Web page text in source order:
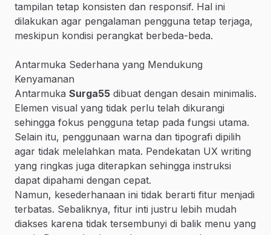
tampilan tetap konsisten dan responsif. Hal ini
dilakukan agar pengalaman pengguna tetap terjaga,
meskipun kondisi perangkat berbeda-beda.
Antarmuka Sederhana yang Mendukung
Kenyamanan
Antarmuka Surga55 dibuat dengan desain minimalis.
Elemen visual yang tidak perlu telah dikurangi
sehingga fokus pengguna tetap pada fungsi utama.
Selain itu, penggunaan warna dan tipografi dipilih
agar tidak melelahkan mata. Pendekatan UX writing
yang ringkas juga diterapkan sehingga instruksi
dapat dipahami dengan cepat.
Namun, kesederhanaan ini tidak berarti fitur menjadi
terbatas. Sebaliknya, fitur inti justru lebih mudah
diakses karena tidak tersembunyi di balik menu yang